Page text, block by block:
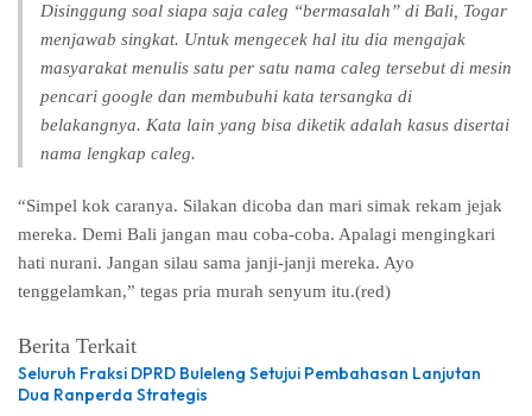
Disinggung soal siapa saja caleg “bermasalah” di Bali, Togar
menjawab singkat. Untuk mengecek hal itu dia mengajak
masyarakat menulis satu per satu nama caleg tersebut di mesin
pencari google dan membubuhi kata tersangka di
belakangnya. Kata lain yang bisa diketik adalah kasus disertai
nama lengkap caleg.
“Simpel kok caranya. Silakan dicoba dan mari simak rekam jejak
mereka. Demi Bali jangan mau coba-coba. Apalagi mengingkari
hati nurani. Jangan silau sama janji-janji mereka. Ayo
tenggelamkan,” tegas pria murah senyum itu.(red)
Berita Terkait
Seluruh Fraksi DPRD Buleleng Setujui Pembahasan Lanjutan
Dua Ranperda Strategis